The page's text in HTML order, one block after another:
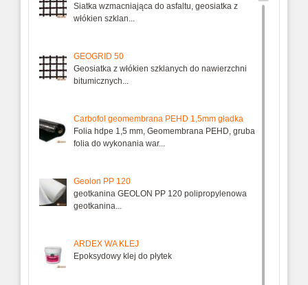
Siatka wzmacniająca do asfaltu, geosiatka z
włókien szklan...
GEOGRID 50
Geosiatka z włókien szklanych do nawierzchni
bitumicznych...
Carbofol geomembrana PEHD 1,5mm gładka
Folia hdpe 1,5 mm, Geomembrana PEHD, gruba
folia do wykonania war...
Geolon PP 120
geotkanina GEOLON PP 120 polipropylenowa
geotkanina...
ARDEX WA KLEJ
Epoksydowy klej do płytek